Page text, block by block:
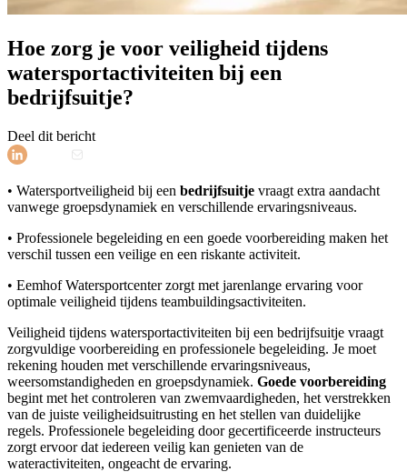
Hoe zorg je voor veiligheid tijdens
watersportactiviteiten bij een
bedrijfsuitje?
Deel dit bericht
• Watersportveiligheid bij een bedrijfsuitje vraagt extra aandacht
vanwege groepsdynamiek en verschillende ervaringsniveaus.
• Professionele begeleiding en een goede voorbereiding maken het
verschil tussen een veilige en een riskante activiteit.
• Eemhof Watersportcenter zorgt met jarenlange ervaring voor
optimale veiligheid tijdens teambuildingsactiviteiten.
Veiligheid tijdens watersportactiviteiten bij een bedrijfsuitje vraagt
zorgvuldige voorbereiding en professionele begeleiding. Je moet
rekening houden met verschillende ervaringsniveaus,
weersomstandigheden en groepsdynamiek. Goede voorbereiding
begint met het controleren van zwemvaardigheden, het verstrekken
van de juiste veiligheidsuitrusting en het stellen van duidelijke
regels. Professionele begeleiding door gecertificeerde instructeurs
zorgt ervoor dat iedereen veilig kan genieten van de
wateractiviteiten, ongeacht de ervaring.